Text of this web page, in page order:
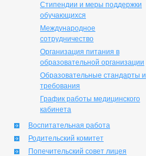
Стипендии и меры поддержки
обучающихся
Международное
сотрудничество
Организация питания в
образовательной организации
Образовательные стандарты и
требования
График работы медицинского
кабинета
Воспитательная работа
Родительский комитет
Попечительский совет лицея